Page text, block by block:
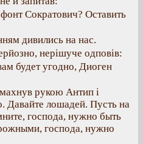
Сократович? Оставить
дивились на нас.
нерішуче одповів:
будет угодно, Диоген
рукою Антип і
Давайте лошадей. Пусть на
господа, нужно быть
господа, нужно